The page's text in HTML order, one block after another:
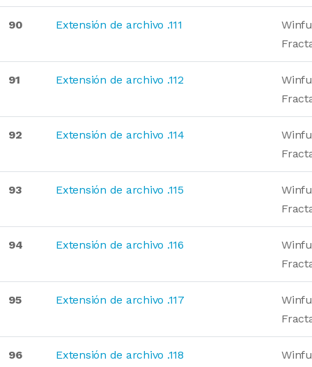
90 Extensión de archivo .111
91 Extensión de archivo .112
92 Extensión de archivo .114
93 Extensión de archivo .115
94 Extensión de archivo .116
95 Extensión de archivo .117
96 Extensión de archivo .118